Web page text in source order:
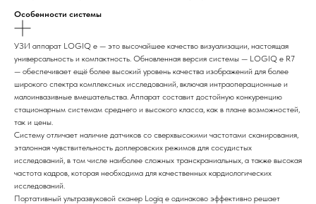
Особенности системы
УЗИ аппарат LOGIQ e — это высочайшее качество визуализации, настоящая
универсальность и компактность. Обновленная версия системы — LOGIQ e R7
— обеспечивает ещё более высокий уровень качества изображений для более
широкого спектра комплексных исследований, включая интраоперационные и
малоинвазивные вмешательства. Аппарат составит достойную конкуренцию
стационарным системам среднего и высокого класса, как в плане возможностей,
так и цены.
Систему отличает наличие датчиков со сверхвысокими частотами сканирования,
эталонная чувствительность доплеровских режимов для сосудистых
исследований, в том числе наиболее сложных транскраниальных, а также высокая
частота кадров, которая необходима для качественных кардиологических
исследований.
Портативный ультразвуковой сканер Logiq e одинаково эффективно решает